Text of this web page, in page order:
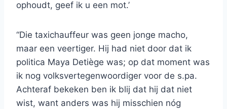
ophoudt, geef ik u een mot.’
“Die taxichauffeur was geen jonge macho,
maar een veertiger. Hij had niet door dat ik
politica Maya Detiège was; op dat moment was
ik nog volksvertegenwoordiger voor de s.pa.
Achteraf bekeken ben ik blij dat hij dat niet
wist, want anders was hij misschien nóg